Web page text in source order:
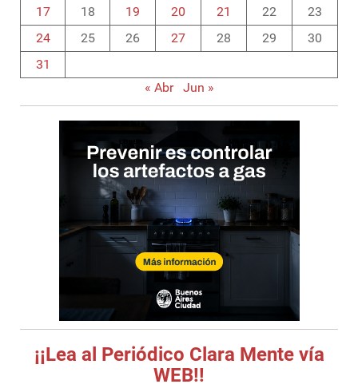
17
18 19 20 21 22
23
24
25 26 27 28 29
30
31
« Abr
Jun »
¡¡Lea al Periódico Clara Mente vía
WEB!!